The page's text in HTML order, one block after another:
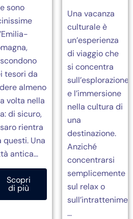
sono
tesori da
almeno
volta nella
di sicuro,
rientra
questi. Una
antica…
Scopri
di più
Una vacanza
culturale è
un’esperienza
di viaggio che
si concentra
sull’esplorazione
e l’immersione
nella cultura di
una
destinazione.
Anziché
concentrarsi
semplicemente
sul relax o
…